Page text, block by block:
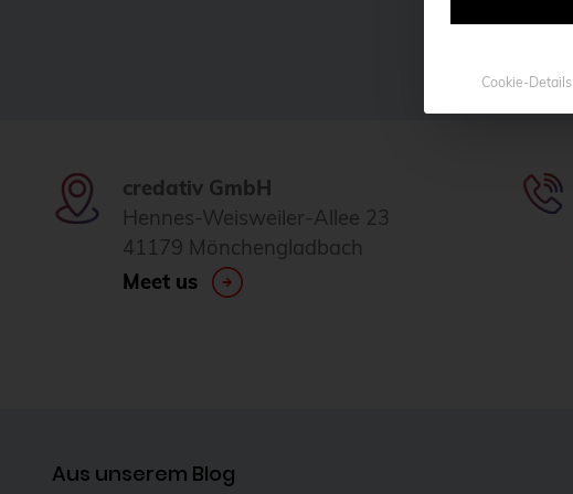
credativ GmbH
Hennes-Weisweiler-Allee 23
41179 Mönchengladbach
Meet us
Aus unserem Blog
Cookie-Details